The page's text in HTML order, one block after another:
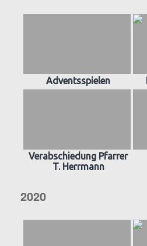
Adventsspielen
Verabschiedung Pfarrer
T. Herrmann
2020